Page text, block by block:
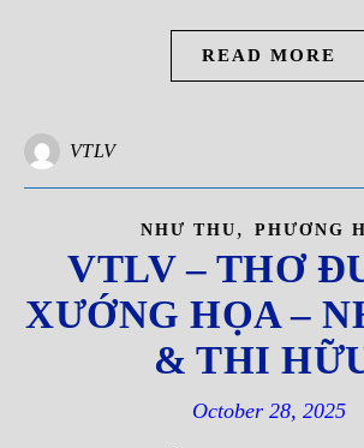
READ MORE
VTLV
NHƯ THU , PHƯƠNG
VTLV – THƠ
XƯỚNG HỌA –
& THI
October 28, 2025